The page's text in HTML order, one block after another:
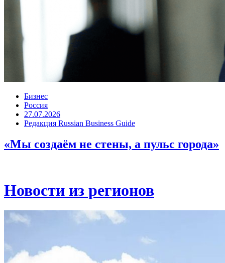
Бизнес
Россия
27.07.2026
Редакция Russian Business Guide
«Мы создаём не стены, а пульс города»
Новости из регионов